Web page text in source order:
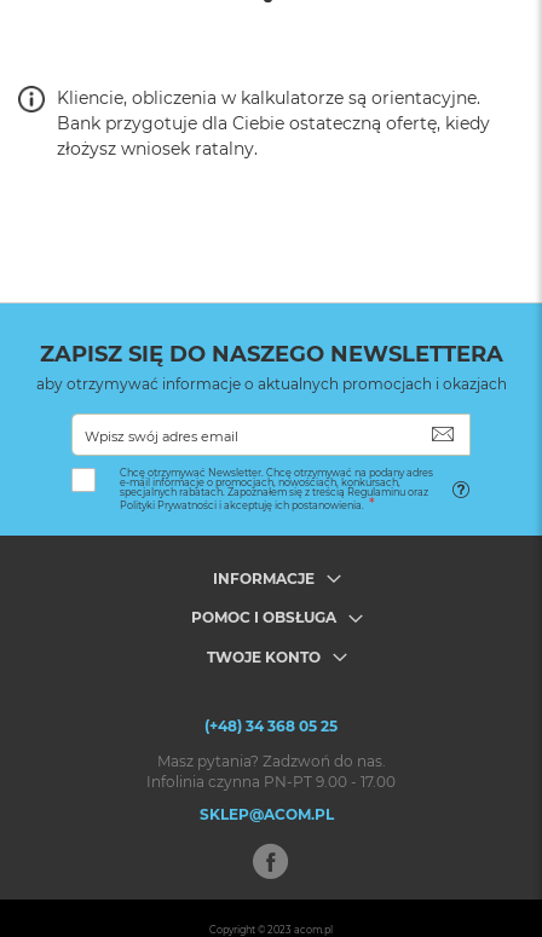
Kliencie, obliczenia w kalkulatorze są orientacyjne.
Bank przygotuje dla Ciebie ostateczną ofertę, kiedy
złożysz wniosek ratalny.
ZAPISZ SIĘ DO NASZEGO NEWSLETTERA
aby otrzymywać informacje o aktualnych promocjach i okazjach
Chcę otrzymywać Newsletter. Chcę otrzymywać na podany adres
e-mail informacje o promocjach, nowościach, konkursach,
specjalnych rabatach. Zapoznałem się z treścią Regulaminu oraz
Polityki Prywatności i akceptuję ich postanowienia.
INFORMACJE
POMOC I OBSŁUGA
TWOJE KONTO
(+48) 34 368 05 25
Masz pytania? Zadzwoń do nas.
Infolinia czynna PN-PT 9.00 - 17.00
SKLEP@ACOM.PL
Copyright © 2023 acom.pl